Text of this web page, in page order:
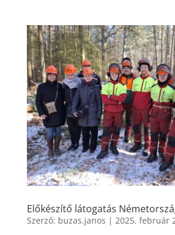
Előkészítő látogatás
Szerző: buzas.janos | 2025. február